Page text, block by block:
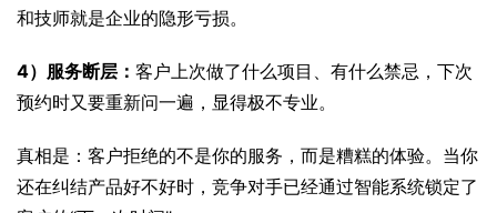
和技师就是企业的隐形亏损。
4）服务断层： 客户上次做了什么项目、有什么禁忌，下次
预约时又要重新问一遍，显得极不专业。
真相是：客户拒绝的不是你的服务，而是糟糕的体验。当你
还在纠结产品好不好时，竞争对手已经通过智能系统锁定了